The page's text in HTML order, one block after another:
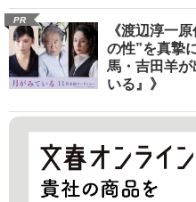
PR
《渡辺淳一
の性”を真摯
馬・吉田羊
いる』》